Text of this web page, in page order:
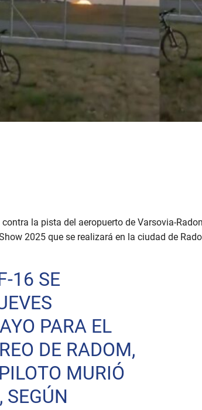
la pista del aeropuerto de Varsovia-
2025 que se realizará en la ciudad de
16 SE
PARA EL
DE RADOM,
MURIÓ
SEGÚN